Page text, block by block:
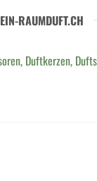
RAUMDUFT.CH
Duftkerzen,